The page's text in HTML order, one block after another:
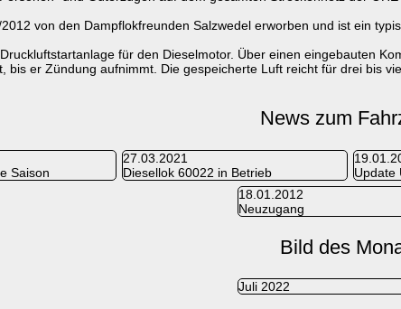
von den Dampflokfreunden Salzwedel erworben und ist ein
für den Dieselmotor. Über einen eingebauten
bis er Zündung aufnimmt. Die gespeicherte Luft reicht für drei bis
News zum
Saison
27.03.2021
Diesellok 60022 in Betrieb
Update
18.01.2012
Neuzugang
Bild des
Juli 2022